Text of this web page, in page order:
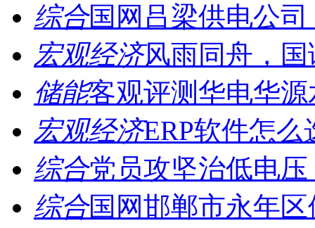
综合国网吕梁供电公
宏观经济风雨同舟，
储能客观评测华电华
宏观经济ERP软件怎
综合党员攻坚治低电
综合国网邯郸市永年